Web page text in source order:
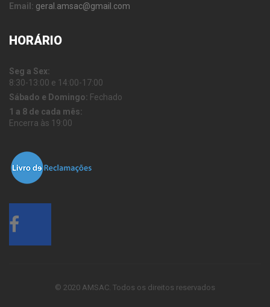
Email: geral.amsac@gmail.com
HORÁRIO
Seg a Sex:
8:30-13:00 e 14:00-17:00
Sábado e Domingo: Fechado
1 a 8 de cada mês:
Encerra às 19:00
© 2020 AMSAC. Todos os direitos reservados